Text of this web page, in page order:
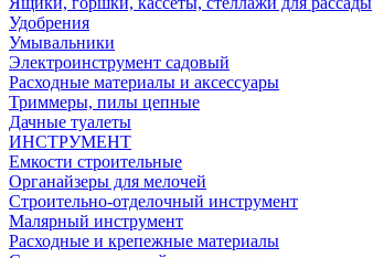
Удобрения
Умывальники
Электроинструмент садовый
Расходные материалы и аксессуары
Триммеры, пилы цепные
Дачные туалеты
ИНСТРУМЕНТ
Емкости строительные
Органайзеры для мелочей
Строительно-отделочный инструмент
Малярный инструмент
Расходные и крепежные материалы